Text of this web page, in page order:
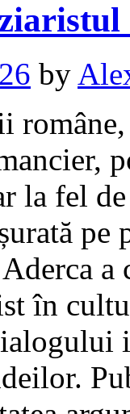
by
la fel
pe
în